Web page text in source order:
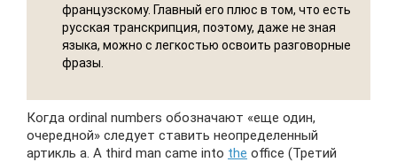
французскому. Главный его плюс в том, что есть
русская транскрипция, поэтому, даже не зная
языка, можно с легкостью освоить разговорные
фразы.
Когда ordinal numbers обозначают «еще один,
очередной» следует ставить неопределенный
артикль a. A third man came into the office (Третий